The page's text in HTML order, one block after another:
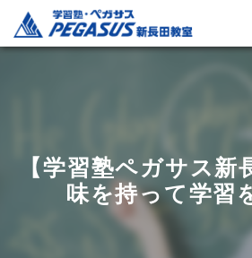
【学習塾ペガサス新
味を持って学習